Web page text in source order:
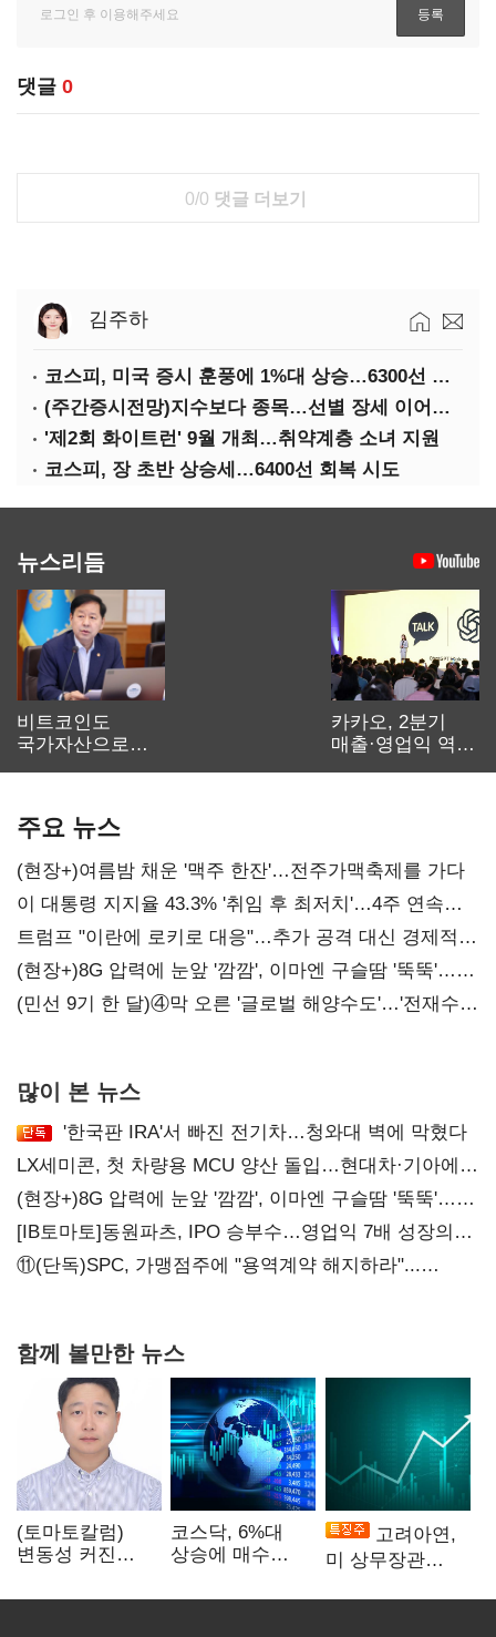
댓글 0
0/0 댓글 더보기
김주하
코스피, 미국 증시 훈풍에 1%대 상승…6300선 회복
(주간증시전망)지수보다 종목…선별 장세 이어진다
'제2회 화이트런' 9월 개최…취약계층 소녀 지원
코스피, 장 초반 상승세…6400선 회복 시도
뉴스리듬
비트코인도
국가자산으로…'
카카오, 2분기
매출·영업익 역대
주요 뉴스
(현장+)여름밤 채운 '맥주 한잔'…전주가맥축제를 가다
이 대통령 지지율 43.3% '취임 후 최저치'…4주 연속
'하락'
트럼프 "이란에 로키로 대응"…추가 공격 대신 경제적
압박 시사
(현장+)8G 압력에 눈앞 '깜깜', 이마엔 구슬땀 '뚝뚝'…
화려한 에어쇼 뒤 땀방울
(민선 9기 한 달)④막 오른 '글로벌 해양수도'…'전재수
많이 본 뉴스
'한국판 IRA'서 빠진 전기차…청와대 벽에 막혔다
LX세미콘, 첫 차량용 MCU 양산 돌입…현대차·기아에
공급
(현장+)8G 압력에 눈앞 '깜깜', 이마엔 구슬땀 '뚝뚝'…
화려한 에어쇼 뒤 땀방울
[IB토마토]동원파츠, IPO 승부수…영업익 7배 성장의
이면은 고객 편중
⑪(단독)SPC, 가맹점주에 "용역계약 해지하라"...
함께 볼만한 뉴스
(토마토칼럼)
변동성 커진
과제
코스닥, 6%대
상승에 매수
3번째
고려아연,
미 상무장관
'급등'